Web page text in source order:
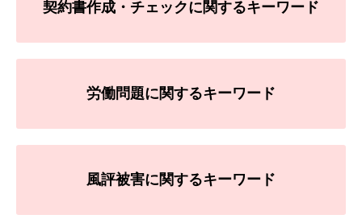
契約書作成・チェックに関するキーワード
労働問題に関するキーワード
風評被害に関するキーワード